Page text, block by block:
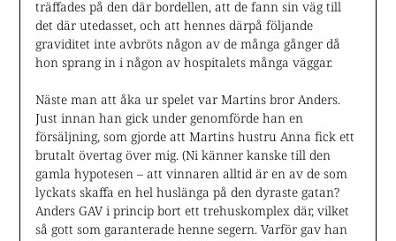
träffades på den där bordellen, att de fann sin väg till
det där utedasset, och att hennes därpå följande
graviditet inte avbröts någon av de många gånger då
hon sprang in i någon av hospitalets många väggar.
Näste man att åka ur spelet var Martins bror Anders.
Just innan han gick under genomförde han en
försäljning, som gjorde att Martins hustru Anna fick ett
brutalt övertag över mig. (Ni känner kanske till den
gamla hypotesen – att vinnaren alltid är en av de som
lyckats skaffa en hel huslänga på den dyraste gatan?
Anders GAV i princip bort ett trehuskomplex där, vilket
så gott som garanterade henne segern. Varför gav han